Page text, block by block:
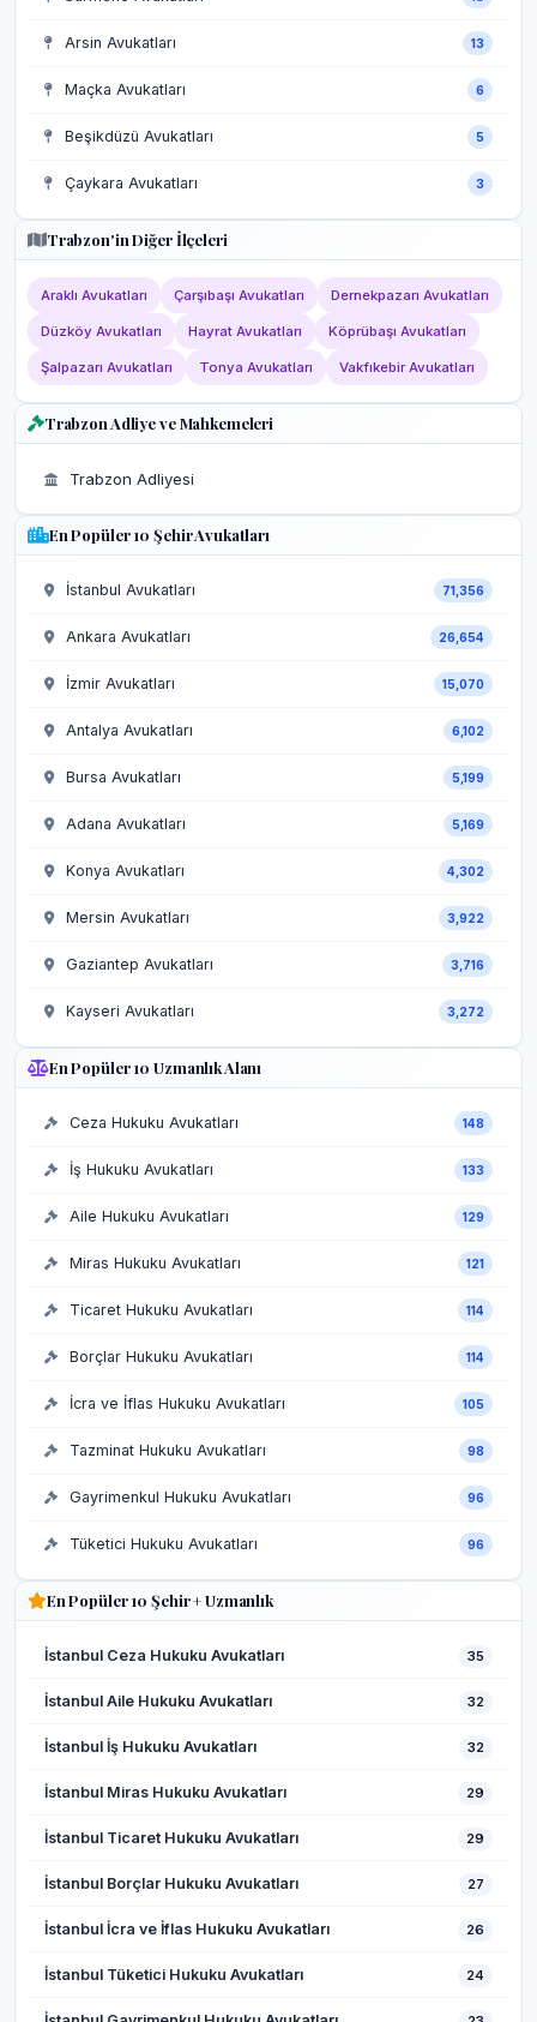
Arsin Avukatları 13
Maçka Avukatları 6
Beşikdüzü Avukatları 5
Çaykara Avukatları 3
Trabzon'in Diğer İlçeleri
Araklı Avukatları Çarşıbaşı Avukatları Dernekpazarı Avukatları
Düzköy Avukatları Hayrat Avukatları Köprübaşı Avukatları
Şalpazarı Avukatları Tonya Avukatları Vakfıkebir Avukatları
Trabzon Adliye ve Mahkemeleri
Trabzon Adliyesi
En Popüler 10 Şehir Avukatları
İstanbul Avukatları 71,356
Ankara Avukatları 26,654
İzmir Avukatları 15,070
Antalya Avukatları 6,102
Bursa Avukatları 5,199
Adana Avukatları 5,169
Konya Avukatları 4,302
Mersin Avukatları 3,922
Gaziantep Avukatları 3,716
Kayseri Avukatları 3,272
En Popüler 10 Uzmanlık Alanı
Ceza Hukuku Avukatları 148
İş Hukuku Avukatları 133
Aile Hukuku Avukatları 129
Miras Hukuku Avukatları 121
Ticaret Hukuku Avukatları 114
Borçlar Hukuku Avukatları 114
İcra ve İflas Hukuku Avukatları 105
Tazminat Hukuku Avukatları 98
Gayrimenkul Hukuku Avukatları 96
Tüketici Hukuku Avukatları 96
En Popüler 10 Şehir + Uzmanlık
İstanbul Ceza Hukuku Avukatları 35
İstanbul Aile Hukuku Avukatları 32
İstanbul İş Hukuku Avukatları 32
İstanbul Miras Hukuku Avukatları 29
İstanbul Ticaret Hukuku Avukatları 29
İstanbul Borçlar Hukuku Avukatları 27
İstanbul İcra ve İflas Hukuku Avukatları 26
İstanbul Tüketici Hukuku Avukatları 24